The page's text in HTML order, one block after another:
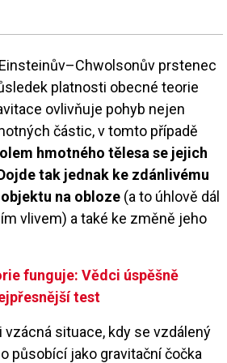
prstenec
platnosti obecné teorie
ovlivňuje pohyb nejen
částic, v tomto případě
hmotného tělesa se jejich
tak jednak ke zdánlivému
na obloze (a to úhlově dál
vlivem) a také ke změně jeho
funguje: Vědci úspěšně
test
vzácná situace, kdy se vzdálený
působící jako gravitační čočka